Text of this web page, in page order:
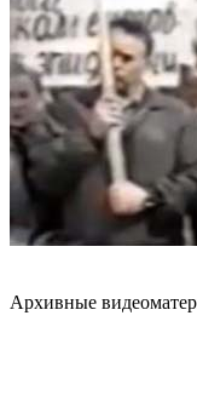
Архивные